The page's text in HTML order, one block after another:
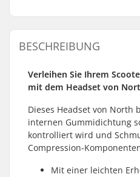
BESCHREIBUNG
Verleihen Sie Ihrem
mit dem Headset von
Dieses Headset von North
internen Gummidichtung
kontrolliert wird und
Compression-
Mit einer leichten